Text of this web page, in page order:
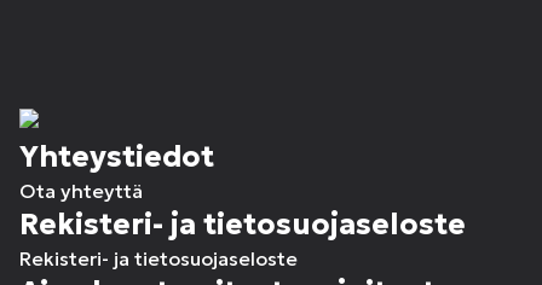
Yhteystiedot
Ota yhteyttä
Rekisteri- ja tietosuojaseloste
Rekisteri- ja tietosuojaseloste